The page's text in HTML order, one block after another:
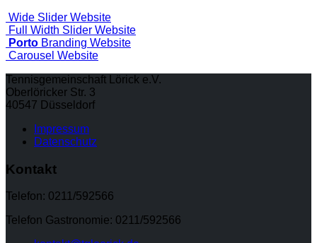
Wide Slider Website
Full Width Slider Website
Porto Branding Website
Carousel Website
Tennisgemeinschaft Lörick e.V.
Oberlöricker Str. 3
40547 Düsseldorf
Impressum
Datenschutz
Kontakt
Telefon: 0211/592566
Telefon Gastronomie: 0211/592566